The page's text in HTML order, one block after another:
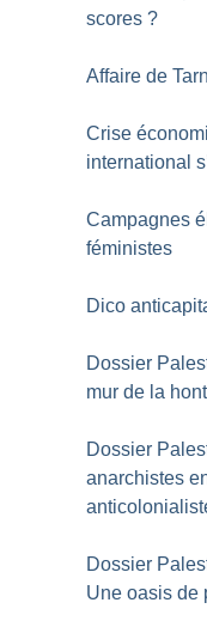
scores ?
Affaire de
Crise
international
Campagnes
féministes
Dico
Dossier
mur de la
Dossier
anarchistes
Dossier
Une oasis de